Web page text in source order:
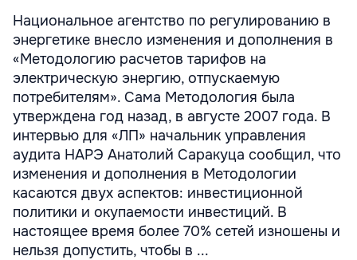
Национальное агентство по регулированию в
энергетике внесло изменения и дополнения в
«Методологию расчетов тарифов на
электрическую энергию, отпускаемую
потребителям». Сама Методология была
утверждена год назад, в августе 2007 года. В
интервью для «ЛП» начальник управления
аудита НАРЭ Анатолий Саракуца сообщил, что
изменения и дополнения в Методологии
касаются двух аспектов: инвестиционной
политики и окупаемости инвестиций. В
настоящее время более 70% сетей изношены и
нельзя допустить, чтобы в ...